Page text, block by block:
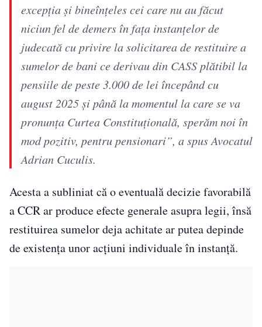
excepția și bineînțeles cei care nu au făcut
niciun fel de demers în fața instanțelor de
judecată cu privire la solicitarea de restituire a
sumelor de bani ce derivau din CASS plătibil la
pensiile de peste 3.000 de lei începând cu
august 2025 și până la momentul la care se va
pronunța Curtea Constituțională, sperăm noi în
mod pozitiv, pentru pensionari”, a spus Avocatul
Adrian Cuculis.
Acesta a subliniat că o eventuală decizie favorabilă
a CCR ar produce efecte generale asupra legii, însă
restituirea sumelor deja achitate ar putea depinde
de existența unor acțiuni individuale în instanță.